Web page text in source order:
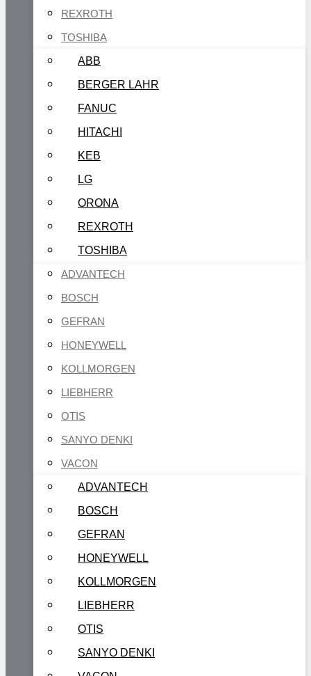
REXROTH
TOSHIBA
ABB
BERGER LAHR
FANUC
HITACHI
KEB
LG
ORONA
REXROTH
TOSHIBA
ADVANTECH
BOSCH
GEFRAN
HONEYWELL
KOLLMORGEN
LIEBHERR
OTIS
SANYO DENKI
VACON
ADVANTECH
BOSCH
GEFRAN
HONEYWELL
KOLLMORGEN
LIEBHERR
OTIS
SANYO DENKI